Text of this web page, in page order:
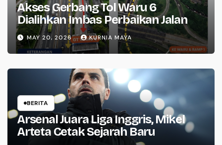
Akses Gerbang Tol Waru 6
Dialihkan Imbas Perbaikan Jalan
MAY 20, 2026 KURNIA MAYA
BERITA
Arsenal Juara Liga Inggris, Mikel
Arteta Cetak Sejarah Baru